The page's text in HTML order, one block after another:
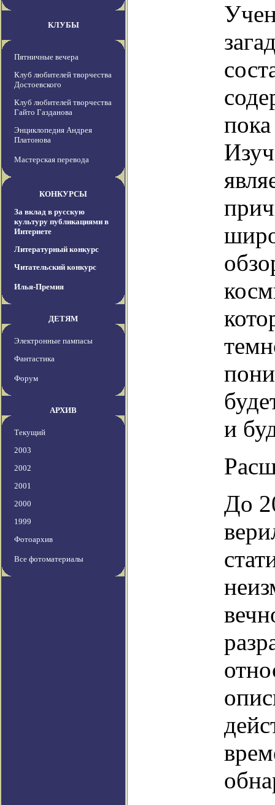
КЛУБЫ
Пятничные вечера
Клуб любителей творчества
Достоевского
Клуб любителей творчества
Гайто Газданова
Энциклопедия Андрея
Платонова
Мастерская перевода
КОНКУРСЫ
За вклад в русскую
культуру публикациями в
Интернете
Литературный конкурс
Читательский конкурс
Илья-Премия
ДЕТЯМ
Электронные пампасы
Фантастика
Форум
АРХИВ
Текущий
2003
2002
2001
2000
1999
Фотоархив
Все фотоматериалы
и
До